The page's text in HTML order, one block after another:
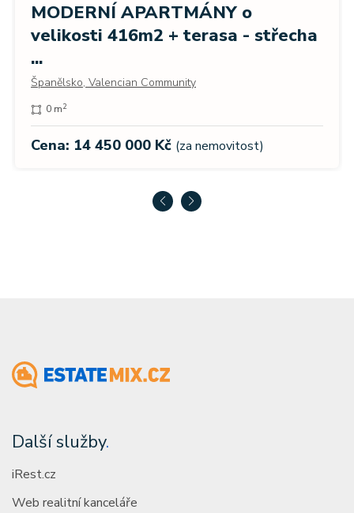
MODERNÍ APARTMÁNY o
velikosti 416m2 + terasa - střecha
...
Španělsko, Valencian Community
0 m2
Cena: 14 450 000 Kč (za nemovitost)
Další služby.
iRest.cz
Web realitní kanceláře